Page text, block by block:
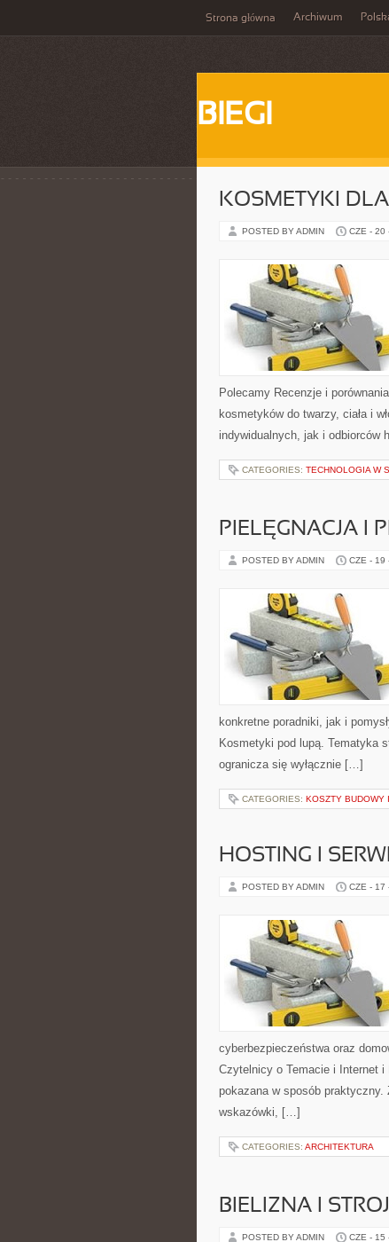
Strona główna Archiwum
BIEGI
KOSMETYKI
POSTED BY ADMIN CZE - 20
Polecamy Recenzje i
kosmetyków do twarzy, ciała i
indywidualnych, jak i odbiorców
CATEGORIES: TECHNOLOGIA W
PIELĘGNACJA I
POSTED BY ADMIN CZE - 19
konkretne poradniki, jak i
Kosmetyki pod lupą. Tematyka
ogranicza się wyłącznie […]
CATEGORIES: KOSZTY BUDOWY
HOSTING I
POSTED BY ADMIN CZE - 17
cyberbezpieczeństwa oraz
Czytelnicy o Temacie i Internet
pokazana w sposób
wskazówki, […]
CATEGORIES: ARCHITEKTURA
BIELIZNA I
POSTED BY ADMIN CZE - 15